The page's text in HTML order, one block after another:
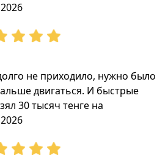
не приходило, нужно было
двигаться. И быстрые
30 тысяч тенге на